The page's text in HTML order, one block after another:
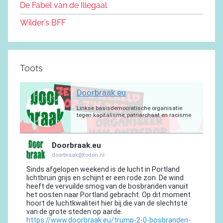
k
De Fabel van de Illegaal
Wilder’s BFF
Toots